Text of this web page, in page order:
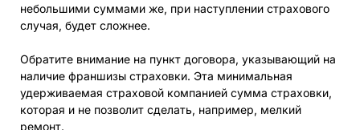
небольшими суммами же, при наступлении страхового
случая, будет сложнее.
Обратите внимание на пункт договора, указывающий на
наличие франшизы страховки. Эта минимальная
удерживаемая страховой компанией сумма страховки,
которая и не позволит сделать, например, мелкий
ремонт.